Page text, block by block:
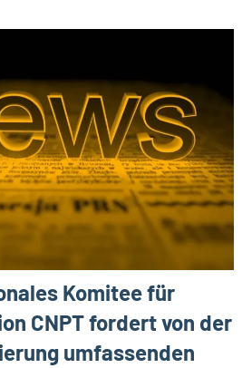
Komitee für
CNPT fordert von der
umfassenden